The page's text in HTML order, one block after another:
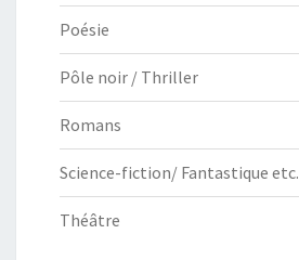
Poésie
Pôle noir / Thriller
Romans
Science-fiction/ Fantastique etc.
Théâtre